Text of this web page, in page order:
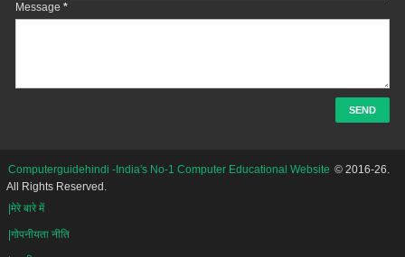
Message *
Computerguidehindi -India's No-1 Computer Educational Website © 2016-26.
All Rights Reserved.
|मेरे बारे में
|गोपनीयता नीति